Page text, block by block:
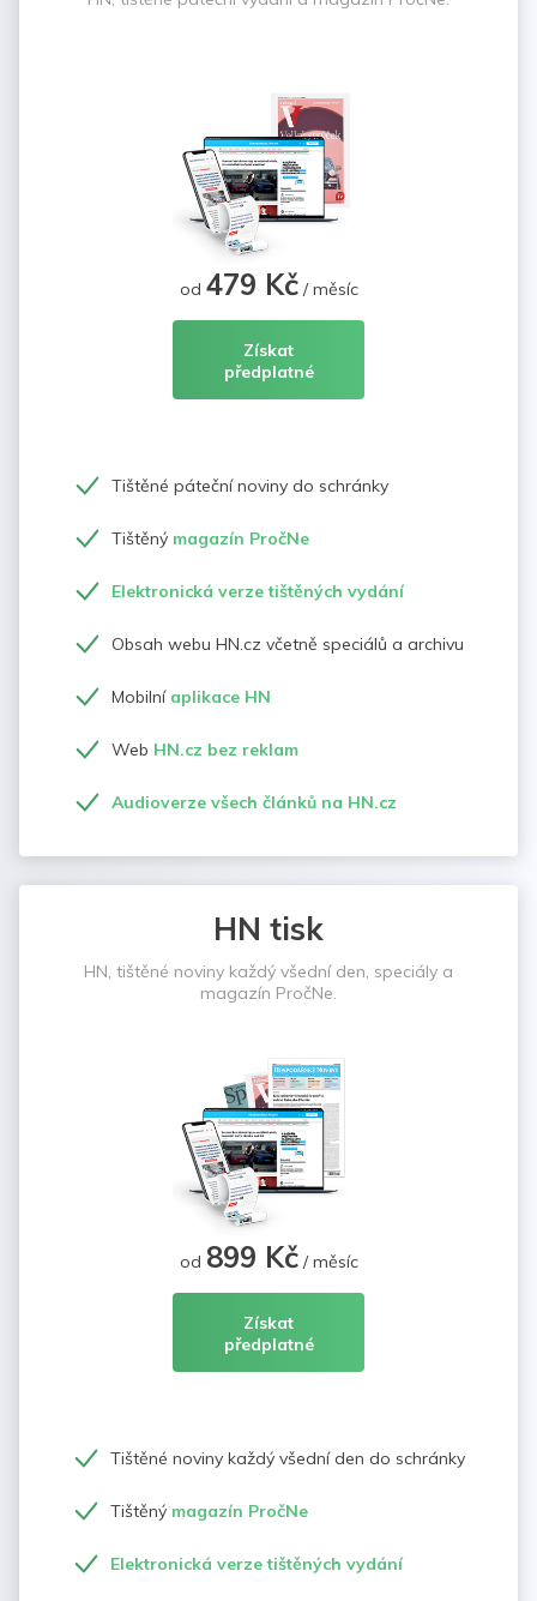
od 479 Kč/ měsíc
Získat
předplatné
Tištěné páteční noviny do schránky
Tištěný magazín PročNe
Elektronická verze tištěných vydání
Obsah webu HN.cz včetně speciálů a archivu
Mobilní aplikace HN
Web HN.cz bez reklam
Audioverze všech článků na HN.cz
HN tisk
HN, tištěné noviny každý všední den, speciály a
magazín PročNe.
od 899 Kč/ měsíc
Získat
předplatné
Tištěné noviny každý všední den do schránky
Tištěný magazín PročNe
Elektronická verze tištěných vydání